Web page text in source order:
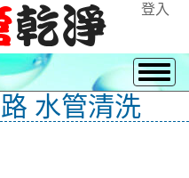
登入
水管清洗